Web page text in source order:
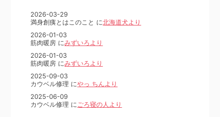
2026-03-29
満身創痍とはこのこと に北海道犬より
2026-01-03
筋肉暖房 にみずいろより
2026-01-03
筋肉暖房 にみずいろより
2025-09-03
カウベル修理 にやっ ちんより
2025-06-09
カウベル修理 に ごろ寝の人より